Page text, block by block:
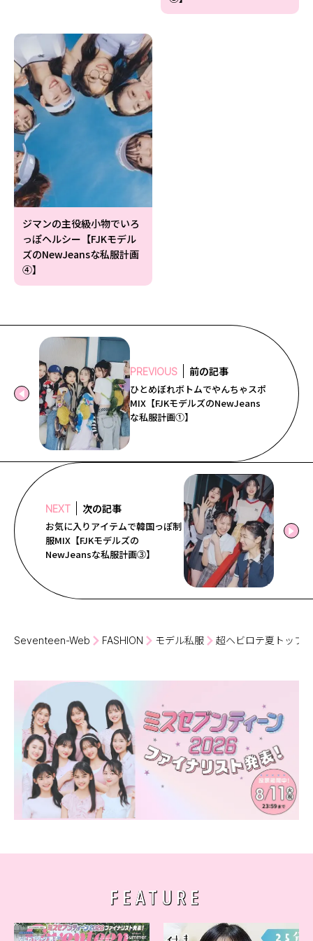
ジマンの主役級小物でいろ
っぽヘルシー【FJKモデル
ズのNewJeansな私服計画
④】
PREVIOUS 前の記事
ひとめぼれボトムでやんちゃスポ
MIX【FJKモデルズのNewJeans
な私服計画①】
NEXT 次の記事
お気に入りアイテムで韓国っぽ制
服MIX【FJKモデルズの
NewJeansな私服計画③】
Seventeen-Web FASHION モデル私服 超ヘビロテ夏トップ
FEATURE